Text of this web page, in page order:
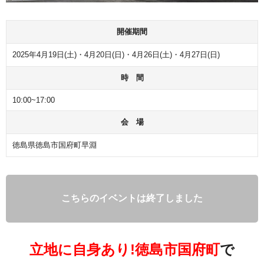
開催期間
2025年4月19日(土)・4月20日(日)・4月26日(土)・4月27日(日)
時 間
10:00~17:00
会 場
徳島県徳島市国府町早淵
こちらのイベントは終了しました
立地に自身あり!徳島市国府町で